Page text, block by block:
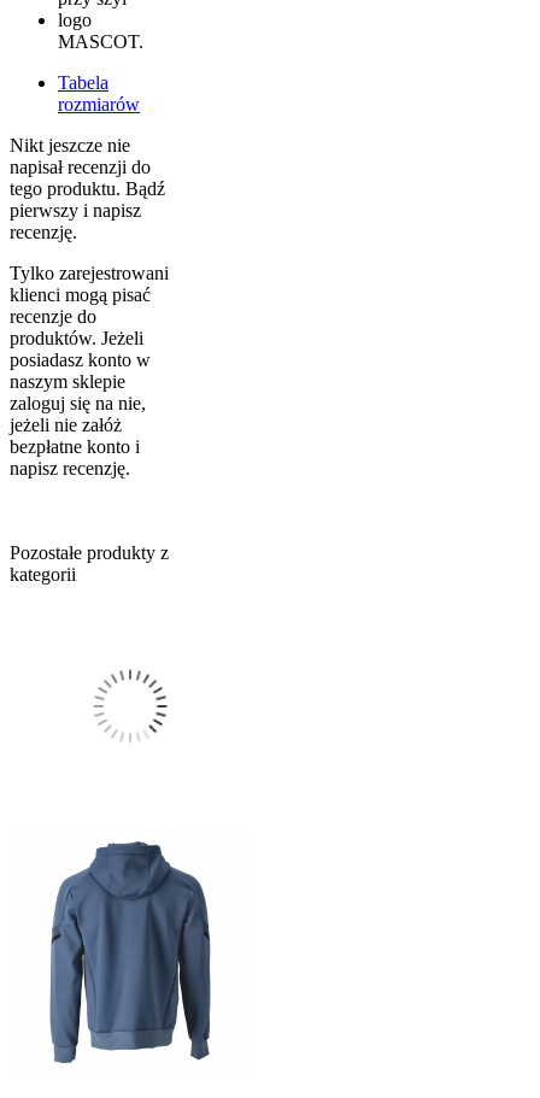
logo
MASCOT.
Tabela
rozmiarów
Nikt jeszcze nie
napisał recenzji do
tego produktu. Bądź
pierwszy i napisz
recenzję.
Tylko zarejestrowani
klienci mogą pisać
recenzje do
produktów. Jeżeli
posiadasz konto w
naszym sklepie
zaloguj się na nie,
jeżeli nie załóż
bezpłatne konto i
napisz recenzję.
Pozostałe produkty z
kategorii